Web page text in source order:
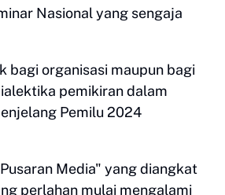
Nasional yang sengaja
bagi organisasi maupun bagi
pemikiran dalam
Pemilu 2024
Media" yang diangkat
perlahan mulai mengalami